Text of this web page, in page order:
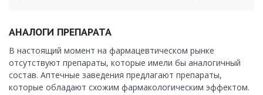
АНАЛОГИ ПРЕПАРАТА
В настоящий момент на фармацевтическом рынке
отсутствуют препараты, которые имели бы аналогичный
состав. Аптечные заведения предлагают препараты,
которые обладают схожим фармакологическим эффектом.